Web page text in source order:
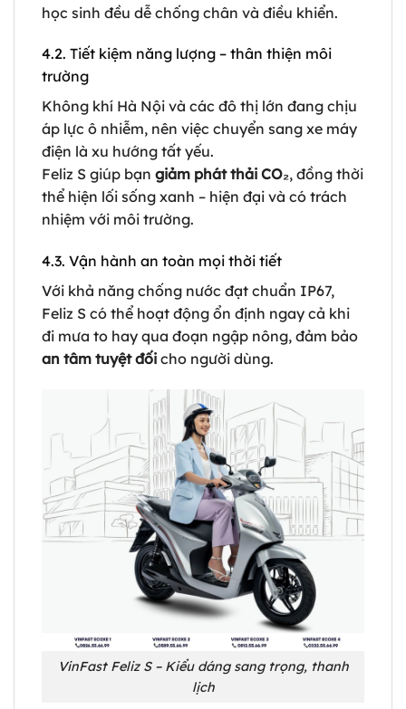
học sinh đều dễ chống chân và điều khiển.
4.2. Tiết kiệm năng lượng – thân thiện môi
trường
Không khí Hà Nội và các đô thị lớn đang chịu
áp lực ô nhiễm, nên việc chuyển sang xe máy
điện là xu hướng tất yếu.
Feliz S giúp bạn giảm phát thải CO₂, đồng thời
thể hiện lối sống xanh – hiện đại và có trách
nhiệm với môi trường.
4.3. Vận hành an toàn mọi thời tiết
Với khả năng chống nước đạt chuẩn IP67,
Feliz S có thể hoạt động ổn định ngay cả khi
đi mưa to hay qua đoạn ngập nông, đảm bảo
an tâm tuyệt đối cho người dùng.
VinFast Feliz S – Kiểu dáng sang trọng, thanh
lịch